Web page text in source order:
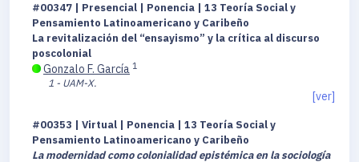
#00347 | Presencial | Ponencia | 13 Teoría Social y
Pensamiento Latinoamericano y Caribeño
La revitalización del “ensayismo” y la crítica al discurso
poscolonial
Gonzalo F. García 1
1 - UAM-X.
[ver]
#00353 | Virtual | Ponencia | 13 Teoría Social y
Pensamiento Latinoamericano y Caribeño
La modernidad como colonialidad epistémica en la sociología